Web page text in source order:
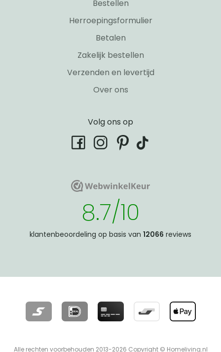
Bestellen
Herroepingsformulier
Betalen
Zakelijk bestellen
Verzenden en levertijd
Over ons
Volg ons op
facebookinstagram
pinterest
tiktok
WebwinkelKeurWebwinkelKeur
8.7/10
klantenbeoordeling op basis van 12066 reviews
Alle rechten voorbehouden 2013-2026 Copyright © Homeliving.nl